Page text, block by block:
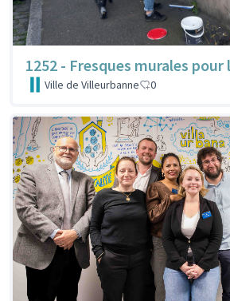
1252 - Fresques murales pour
Ville de Villeurbanne 0